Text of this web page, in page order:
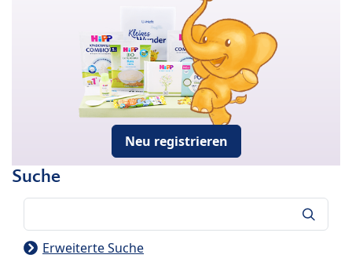
Neu registrieren
Suche
Erweiterte Suche